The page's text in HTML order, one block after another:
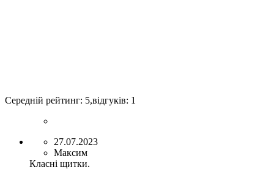
Середній рейтинг: 5,відгуків: 1
27.07.2023
Максим
Класні щитки.